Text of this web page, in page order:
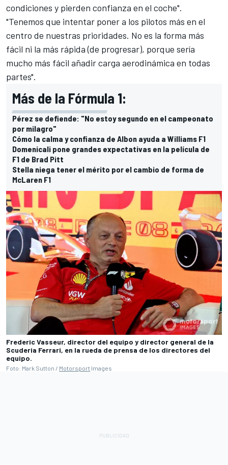
condiciones y pierden confianza en el coche".
"Tenemos que intentar poner a los pilotos más en el
centro de nuestras prioridades. No es la forma más
fácil ni la más rápida (de progresar), porque sería
mucho más fácil añadir carga aerodinámica en todas
partes".
Más de la Fórmula 1:
Pérez se defiende: "No estoy segundo en el campeonato
por milagro"
Cómo la calma y confianza de Albon ayuda a Williams F1
Domenicali pone grandes expectativas en la película de
F1 de Brad Pitt
Stella niega tener el mérito por el cambio de forma de
McLaren F1
Frederic Vasseur, director del equipo y director general de la
Scuderia Ferrari, en la rueda de prensa de los directores del
equipo.
Foto: Mark Sutton / Motorsport Images